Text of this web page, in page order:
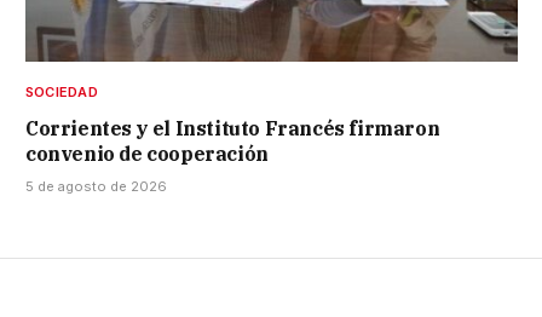
SOCIEDAD
Corrientes y el Instituto Francés firmaron
convenio de cooperación
5 de agosto de 2026